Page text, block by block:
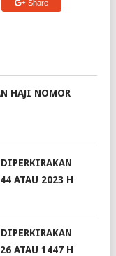
Share
HAJI NOMOR
ATAU 2023 H
ATAU 1447 H